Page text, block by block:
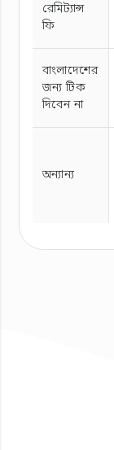
রেমিট্যান্স
ফি
বাংলাদেশের
জন্য টিক
দিবেন না
অন্যান্য